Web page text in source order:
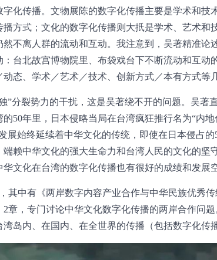
化传播。文物展陈的数字化传播主要是学术和技
方式；文化的数字化传播则大扺是学术、艺术和
不离人群的流动和互动。我注意到，吴著精准论
台北故宫博物院里、布袋戏台下不断流动和互动
态、学术／艺术／技术、创新方式／本有方式等
”分裂势力的干扰，这是吴著绕不开的问题。吴著
50年里，日本侵略当局在台湾疯狂推行名为“内地
展始终延续着中华文化的传统，即使在日本侵占
赖中华文化的强大生命力和台湾人民的文化的坚
文化在台湾的数字化传播也有很好的成绩和发展
其中有《两岸数字内容产业合作与中华民族优秀
章，专门讨论中华文化数字化传播的两岸合作问
岛内、在国内、在全世界的传播（包括数字化传